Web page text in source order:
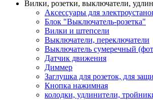
Вилки, розетки, выключатели,
Аксессуары для
Блок "Выключатель-розетка"
Вилки и штепсели
Выключатели, переключатели
Выключатель сумеречный
Датчик движения
Диммер
Заглушка для розеток, для
Кнопка нажимная
колодки, удлинители,